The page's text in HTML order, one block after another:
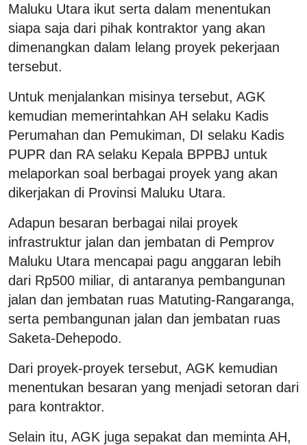
Maluku Utara ikut serta dalam menentukan
siapa saja dari pihak kontraktor yang akan
dimenangkan dalam lelang proyek pekerjaan
tersebut.
Untuk menjalankan misinya tersebut, AGK
kemudian memerintahkan AH selaku Kadis
Perumahan dan Pemukiman, DI selaku Kadis
PUPR dan RA selaku Kepala BPPBJ untuk
melaporkan soal berbagai proyek yang akan
dikerjakan di Provinsi Maluku Utara.
Adapun besaran berbagai nilai proyek
infrastruktur jalan dan jembatan di Pemprov
Maluku Utara mencapai pagu anggaran lebih
dari Rp500 miliar, di antaranya pembangunan
jalan dan jembatan ruas Matuting-Rangaranga,
serta pembangunan jalan dan jembatan ruas
Saketa-Dehepodo.
Dari proyek-proyek tersebut, AGK kemudian
menentukan besaran yang menjadi setoran dari
para kontraktor.
Selain itu, AGK juga sepakat dan meminta AH,